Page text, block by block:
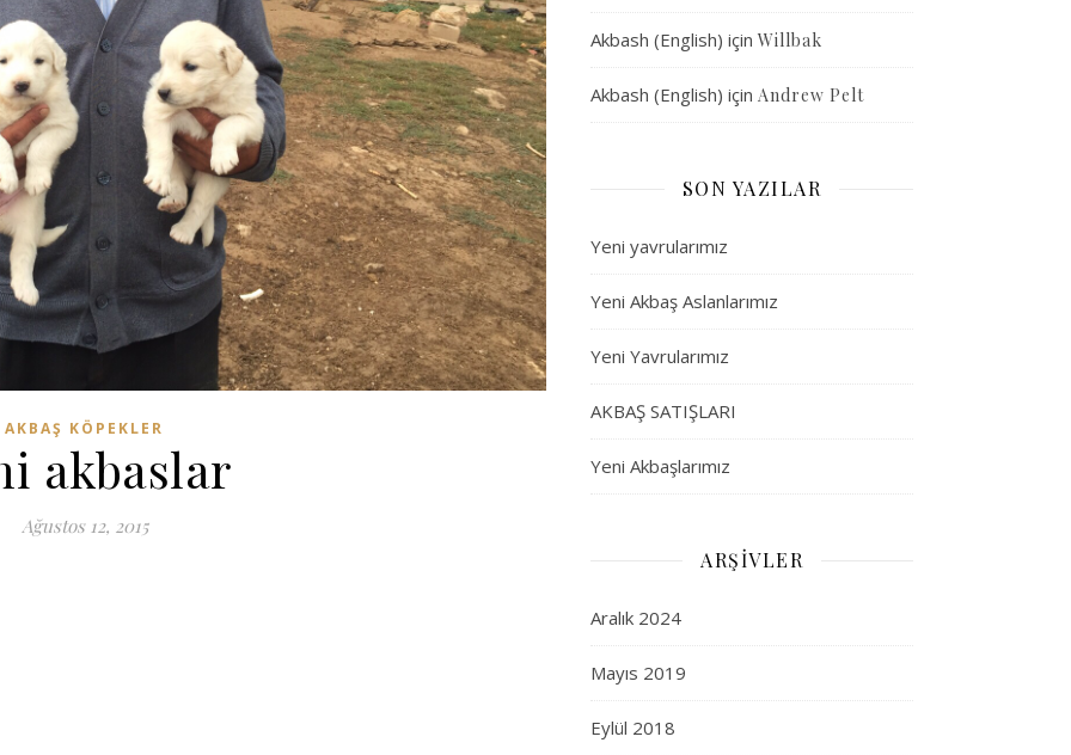
AKBAŞ KÖPEKLER
akbaslar
Ağustos 12, 2015
Akbash (English) için Willbak
Akbash (English) için Andrew Pelt
SON YAZILAR
Yeni yavrularımız
Yeni Akbaş Aslanlarımız
Yeni Yavrularımız
AKBAŞ SATIŞLARI
Yeni Akbaşlarımız
ARŞIVLER
Aralık 2024
Mayıs 2019
Eylül 2018